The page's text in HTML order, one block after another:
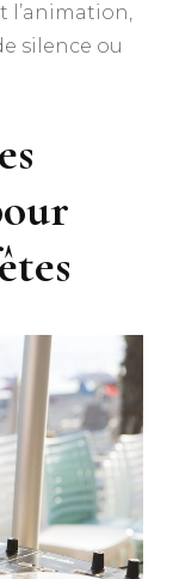
l’animation,
silence ou